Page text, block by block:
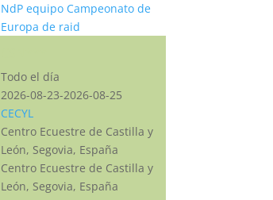
NdP equipo Campeonato de
Europa de raid
Todo el día
2026-08-23-2026-08-25
CECYL
Centro Ecuestre de Castilla y
León, Segovia, España
Centro Ecuestre de Castilla y
León, Segovia, España